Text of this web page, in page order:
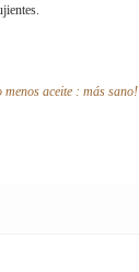
aceite : más sano!